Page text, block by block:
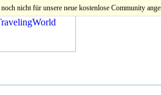
nicht für unsere neue kostenlose Community